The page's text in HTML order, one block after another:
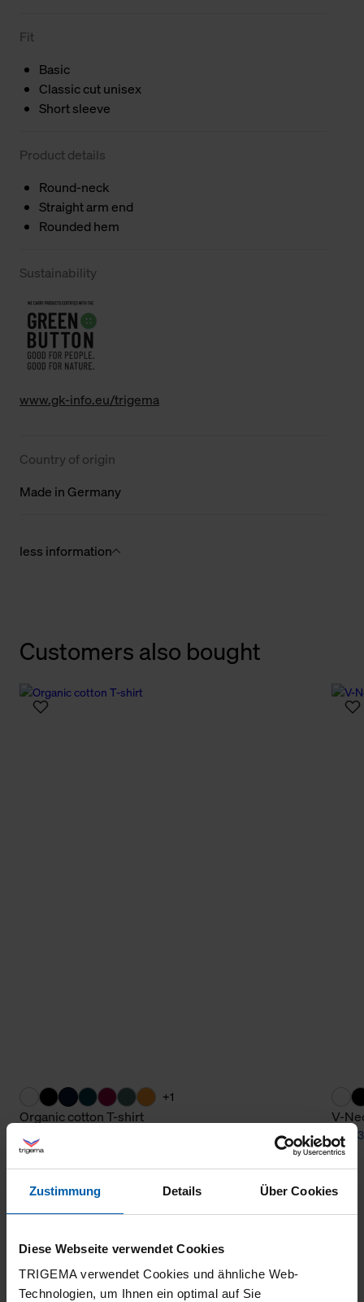
Zustimmung Details Über Cookies
Diese Webseite verwendet Cookies
TRIGEMA verwendet Cookies und ähnliche Web-
Technologien, um Ihnen ein optimal auf Sie
Fit
Basic
Classic cut unisex
Short sleeve
Product details
Round-neck
Straight arm end
Rounded hem
Sustainability
www.gk-info.eu/trigema
Country of origin
Made in Germany
less information
Customers also bought
+1
Organic cotton T-shirt V-
from